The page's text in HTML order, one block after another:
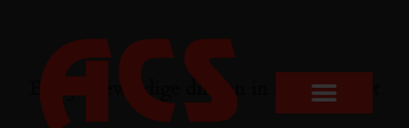
Er zijn geweldige dingen in het verschiet